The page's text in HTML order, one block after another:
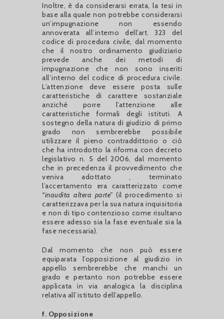
Inoltre, è da considerarsi errata, la tesi in
base alla quale non potrebbe considerarsi
un’impugnazione non essendo
annoverata all’interno dell’art. 323 del
codice di procedura civile, dal momento
che il nostro ordinamento giudiziario
prevede anche dei metodi di
impugnazione che non sono inseriti
all’interno del codice di procedura civile.
L’attenzione deve essere posta sulle
caratteristiche di carattere sostanziale
anziché porre l’attenzione alle
caratteristiche formali degli istituti. A
sostegno della natura di giudizio di primo
grado non sembrerebbe possibile
utilizzare il pieno contraddittorio o ciò
che ha introdotto la riforma con decreto
legislativo n. 5 del 2006, dal momento
che in precedenza il provvedimento che
veniva adottato , terminato
l’accertamento era caratterizzato come
“inaudita altera parte”(il procedimento si
caratterizzava per la sua natura inquisitoria
e non di tipo contenzioso come risultano
essere adesso sia la fase eventuale sia la
fase necessaria).
Dal momento che non può essere
equiparata l’opposizione al giudizio in
appello sembrerebbe che manchi un
grado e pertanto non potrebbe essere
applicata in via analogica la disciplina
relativa all’istituto dell’appello.
f. Opposizione